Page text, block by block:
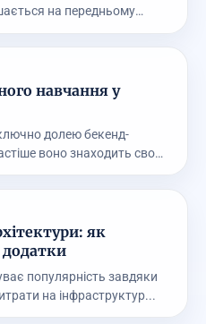
на передньому
навчання у
долею бекенд-
воно знаходить своє
як
додатки
популярність завдяки
на інфраструктур...